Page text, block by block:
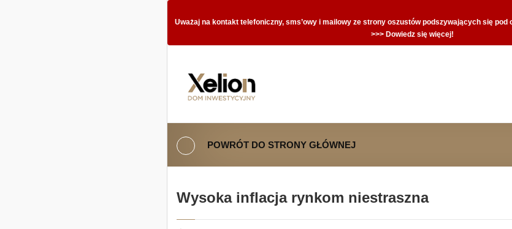
Uważaj na kontakt telefoniczny, sms’owy i mailowy ze strony oszustów podszywających się pod
>>> Dowiedz się więcej!
POWRÓT DO STRONY GŁÓWNEJ
Wysoka inflacja rynkom niestraszna